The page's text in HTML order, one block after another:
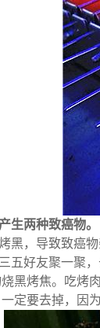
生两种致癌物。
黑，导致致癌
五好友聚一聚
黑烤焦。
吃烤
定要去掉，因